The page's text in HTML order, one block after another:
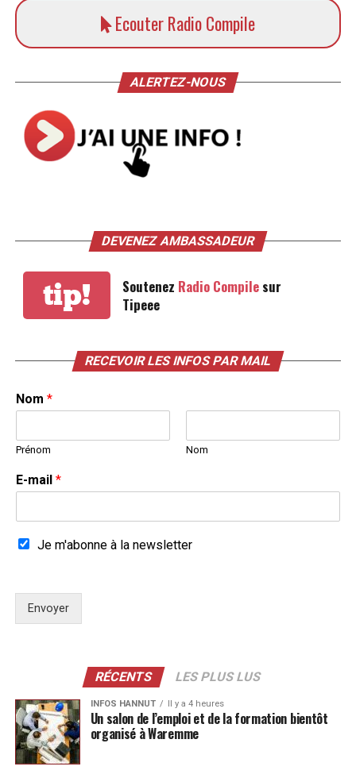
Ecouter Radio Compile
ALERTEZ-NOUS
DEVENEZ AMBASSADEUR
tip! Soutenez Radio Compilesur
Tipeee
RECEVOIR LES INFOS PAR MAIL
Nom *
Prénom Nom
E-mail *
Je m'abonne à la newsletter
Envoyer
RÉCENTS LES PLUS LUS
INFOS HANNUT Il y a 4 heures
Un salon de l’emploi et de la formation bientôt
organisé à Waremme